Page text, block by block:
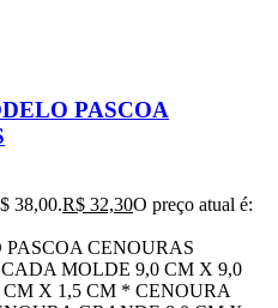
PASCOA
38,00.R$ 32,30O preço atual é:
CENOURAS
MOLDE 9,0 CM X 9,0
X 1,5 CM * CENOURA